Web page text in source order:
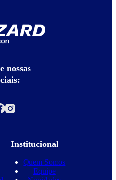
nossas
Institucional
Quem Somos
Equipe